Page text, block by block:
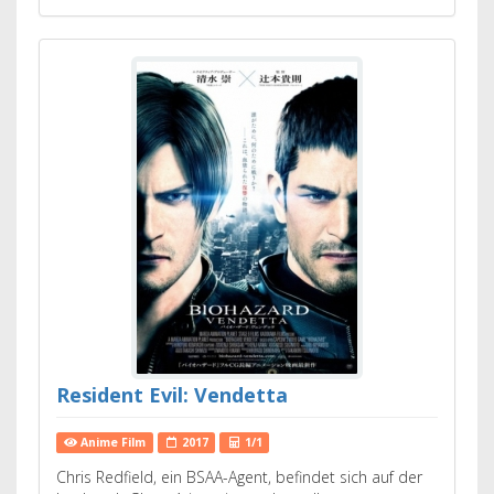
Resident Evil: Vendetta
Anime Film 2017 1/1
Chris Redfield, ein BSAA-Agent, befindet sich auf der